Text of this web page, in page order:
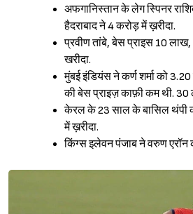
अफगानिस्तान के लेग स्पिनर
हैदराबाद ने 4 करोड़ में ख़रीदा.
प्रवीण तांबे, बेस प्राइस 10
खरीदा.
मुंबई इंडियंस ने कर्ण शर्मा को
की बेस प्राइज़ काफ़ी कम थी. 30
केरल के 23 साल के बासिल थंपी
में ख़रीदा.
किंग्स इलेवन पंजाब ने वरुण एरॉन